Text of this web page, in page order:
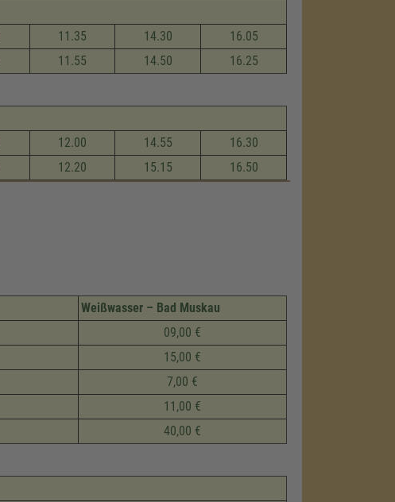
11.35 14.30
16.05
11.55 14.50 16.25
12.00 14.55
16.30
12.20 15.15 16.50
Weißwasser – Bad Muskau
09,00 €
15,00 €
7,00 €
11,00 €
40,00 €